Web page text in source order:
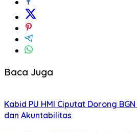
Baca Juga
Kabid PU HMI Ciputat Dorong
dan Akuntabilitas